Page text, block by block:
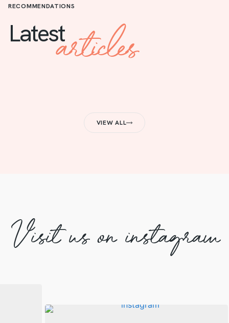
RECOMMENDATIONS
Latestarticles
VIEW ALL
Visit us on instagram